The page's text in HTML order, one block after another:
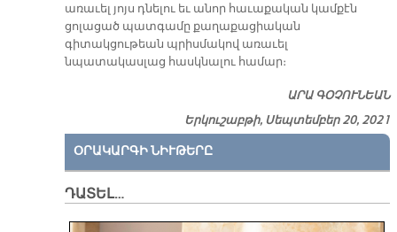
առաւել յոյս դնելու եւ անոր հաւաքական կամքէն
ցոլացած պատգամը քաղաքացիական
գիտակցութեան պրիսմակով առաւել
նպատակասլաց հասկնալու համար։
ԱՐԱ ԳՕՉՈՒՆԵԱՆ
Երկուշաբթի, Սեպտեմբեր 20, 2021
ՕՐԱԿԱՐԳԻ ՆԻՒԹԵՐԸ
ԴԱՏԵԼ…